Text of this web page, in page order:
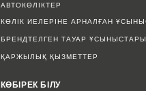
АВТОКӨЛІКТЕР
КӨЛІК ИЕЛЕРІНЕ АРНАЛҒАН
БРЕНДТЕЛГЕН ТАУАР ҰСЫНЫСТАРЫ
ҚАРЖЫЛЫҚ ҚЫЗМЕТТЕР
КӨБІРЕК БІЛУ